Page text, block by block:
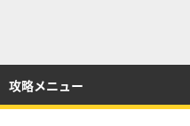
攻略メニュー